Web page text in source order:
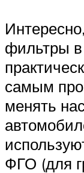
фильтры
самым
менять
ФГО (для